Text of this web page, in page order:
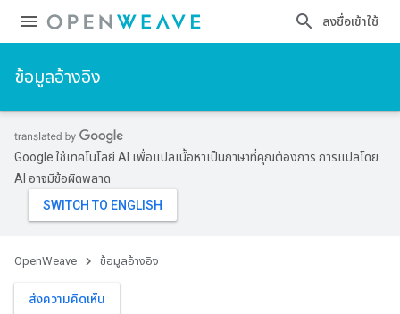
ลงชื่อเข้าใช้
ข้อมูลอ้างอิง
Google ใช้เทคโนโลยี AI เพื่อแปลเนื้อหาเป็นภาษาที่คุณต้องการ การแปลโดย
AI อาจมีข้อผิดพลาด
OpenWeave ข้อมูลอ้างอิง
ส่งความคิดเห็น